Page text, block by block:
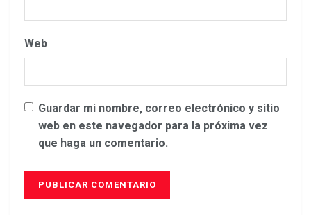
Web
Guardar mi nombre, correo electrónico y sitio
web en este navegador para la próxima vez
que haga un comentario.